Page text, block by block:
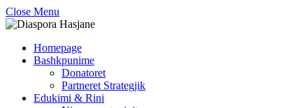
Close Menu
Homepage
Bashkpunime
Donatoret
Partneret Strategjik
Edukimi & Rini